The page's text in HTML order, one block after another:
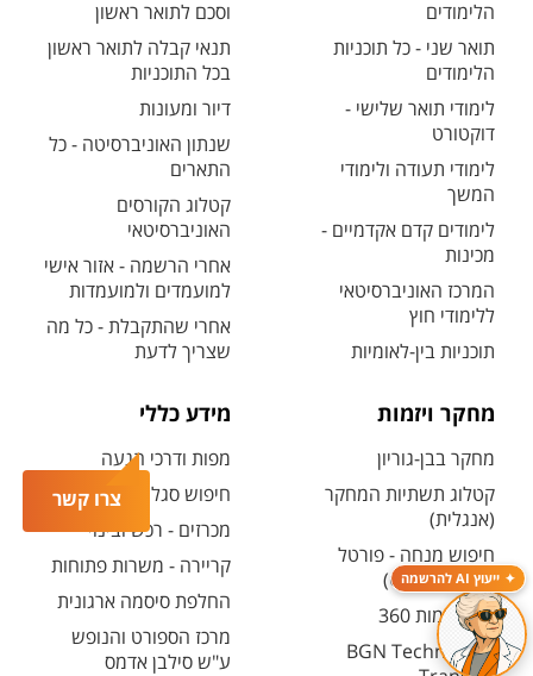
צרו קשר
ייעוץ AI להרשמה
הלימודים
תואר שני - כל תוכניות
הלימודים
לימודי תואר שלישי -
דוקטורט
לימודי תעודה ולימודי
המשך
לימודים קדם אקדמיים -
מכינות
המרכז האוניברסיטאי
ללימודי חוץ
תוכניות בין-לאומיות
וסכם לתואר ראשון
תנאי קבלה לתואר ראשון
בכל התוכניות
דיור ומעונות
שנתון האוניברסיטה - כל
התארים
קטלוג הקורסים
האוניברסיטאי
אחרי הרשמה - אזור אישי
למועמדים ולמועמדות
אחרי שהתקבלת - כל מה
שצריך לדעת
מחקר ויזמות
מחקר בבן-גוריון
קטלוג תשתיות המחקר
(אנגלית)
חיפוש מנחה - פורטל
המחקר (CRIS)
מרכז יזמות 360
BGN Technology
מידע כללי
מפות ודרכי הגעה
חיפוש סגל ופרטי קשר
מכרזים - רכש ובינוי
קריירה - משרות פתוחות
החלפת סיסמה ארגונית
מרכז הספורט והנופש
ע"ש סילבן אדמס